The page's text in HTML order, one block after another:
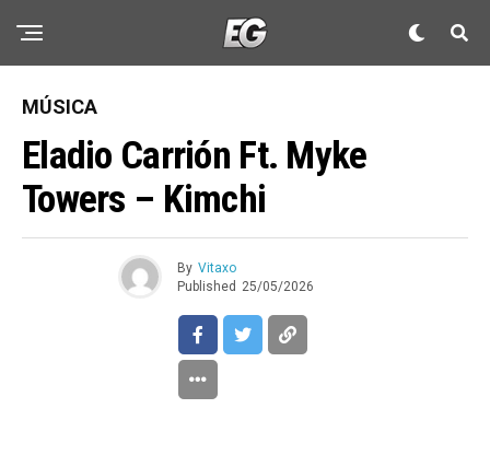
MÚSICA
Eladio Carrión Ft. Myke
Towers – Kimchi
By Vitaxo
Published 25/05/2026